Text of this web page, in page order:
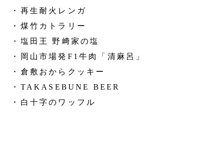
・再生耐火レンガ
・煤竹カトラリー
・塩田王 野﨑家の塩
・岡山市場発F1牛肉「清麻呂」
・倉敷おからクッキー
・TAKASEBUNE BEER
・白十字のワッフル